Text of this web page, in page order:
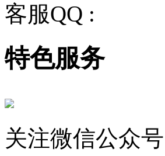
客服QQ :
特色服务
关注微信公众号